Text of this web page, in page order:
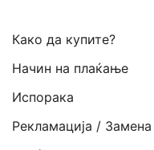
Како да купите?
Начин на плаќање
Испорака
Рекламација / Замена